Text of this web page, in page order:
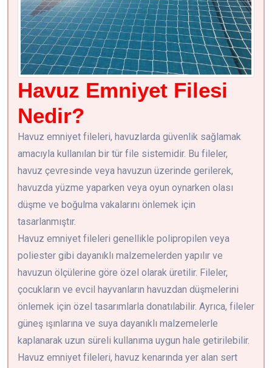
Havuz Emniyet Filesi
Nedir?
Havuz emniyet fileleri, havuzlarda güvenlik sağlamak
amacıyla kullanılan bir tür file sistemidir. Bu fileler,
havuz çevresinde veya havuzun üzerinde gerilerek,
havuzda yüzme yaparken veya oyun oynarken olası
düşme ve boğulma vakalarını önlemek için
tasarlanmıştır.
Havuz emniyet fileleri genellikle polipropilen veya
poliester gibi dayanıklı malzemelerden yapılır ve
havuzun ölçülerine göre özel olarak üretilir. Fileler,
çocukların ve evcil hayvanların havuzdan düşmelerini
önlemek için özel tasarımlarla donatılabilir. Ayrıca, fileler
güneş ışınlarına ve suya dayanıklı malzemelerle
kaplanarak uzun süreli kullanıma uygun hale getirilebilir.
Havuz emniyet fileleri, havuz kenarında yer alan sert